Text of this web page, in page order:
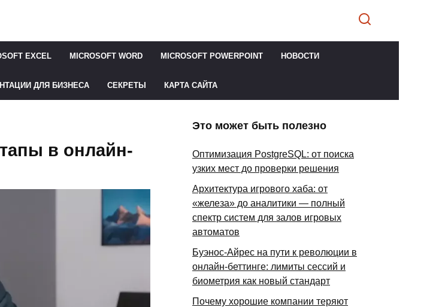
EXCEL MICROSOFT WORD MICROSOFT POWERPOINT НОВОСТИ
ДЛЯ БИЗНЕСА СЕКРЕТЫ КАРТА САЙТА
в онлайн-
Это может быть полезно
Оптимизация PostgreSQL: от поиска
узких мест до проверки решения
Архитектура игрового хаба: от
«железа» до аналитики — полный
спектр систем для залов игровых
автоматов
Буэнос-Айрес на пути к революции в
онлайн-беттинге: лимиты сессий и
биометрия как новый стандарт
Почему хорошие компании теряют